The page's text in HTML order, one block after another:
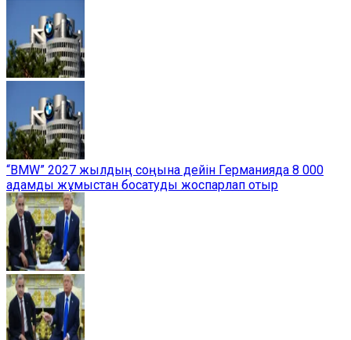
“BMW” 2027 жылдың соңына дейін Германияда 8 000
адамды жұмыстан босатуды жоспарлап отыр